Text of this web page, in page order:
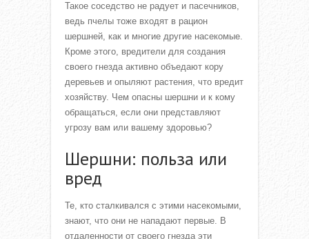
Такое соседство не радует и пасечников,
ведь пчелы тоже входят в рацион
шершней, как и многие другие насекомые.
Кроме этого, вредители для создания
своего гнезда активно объедают кору
деревьев и опыляют растения, что вредит
хозяйству. Чем опасны шершни и к кому
обращаться, если они представляют
угрозу вам или вашему здоровью?
Шершни: польза или
вред
Те, кто сталкивался с этими насекомыми,
знают, что они не нападают первые. В
отдаленности от своего гнезда эти